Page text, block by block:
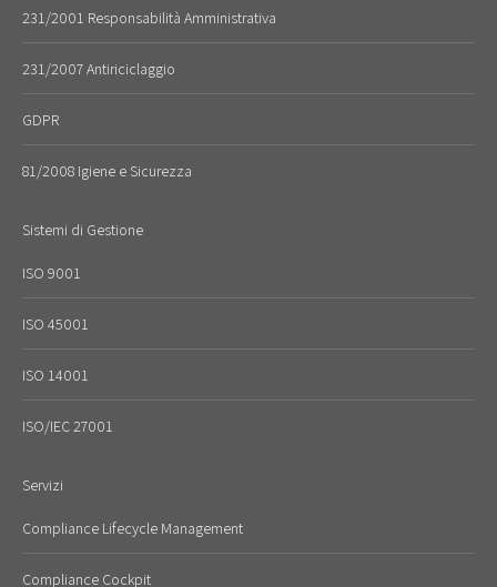
231/2001 Responsabilità Amministrativa
231/2007 Antiriciclaggio
GDPR
81/2008 Igiene e Sicurezza
Sistemi di Gestione
ISO 9001
ISO 45001
ISO 14001
ISO/IEC 27001
Servizi
Compliance Lifecycle Management
Compliance Cockpit